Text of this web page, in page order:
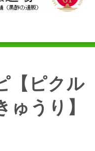
【ピクル
ゅうり】